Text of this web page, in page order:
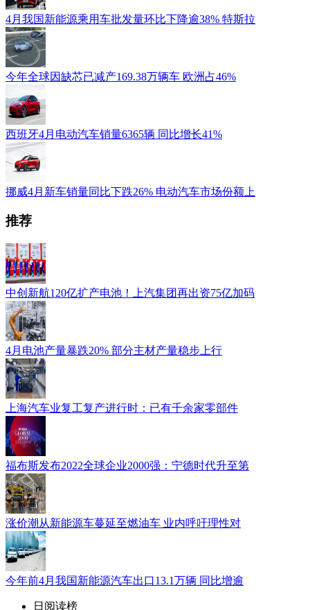
4月我国新能源乘用车批发量环比下降逾38% 特斯拉
今年全球因缺芯已减产169.38万辆车 欧洲占46%
西班牙4月电动汽车销量6365辆 同比增长41%
挪威4月新车销量同比下跌26% 电动汽车市场份额上
推荐
中创新航120亿扩产电池！上汽集团再出资75亿加码
4月电池产量暴跌20% 部分主材产量稳步上行
上海汽车业复工复产进行时：已有千余家零部件
福布斯发布2022全球企业2000强：宁德时代升至第
涨价潮从新能源车蔓延至燃油车 业内呼吁理性对
今年前4月我国新能源汽车出口13.1万辆 同比增逾
日阅读榜